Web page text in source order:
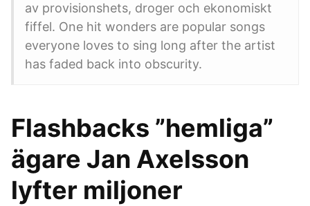
av provisionshets, droger och ekonomiskt
fiffel. One hit wonders are popular songs
everyone loves to sing long after the artist
has faded back into obscurity.
Flashbacks ”hemliga”
ägare Jan Axelsson
lyfter miljoner